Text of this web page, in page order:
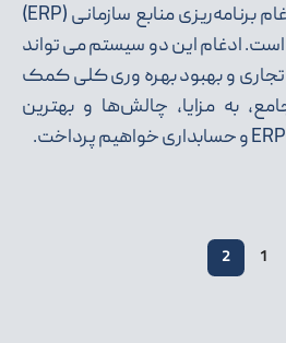
دستیابی به این هدف، ادغام برنامه‌ریزی منابع سازمانی (ERP)
ادغام این دو سیستم می تواند
تجاری و بهبود بهره وری کلی کمک
به مزایا، چالش‌ها و بهترین
1
2